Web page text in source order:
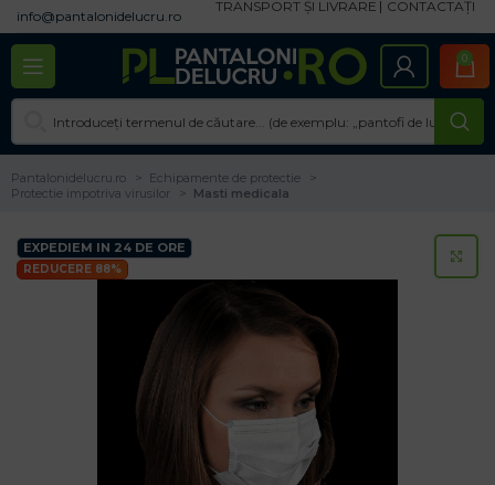
info@pantalonidelucru.ro
TRANSPORT ȘI LIVRARE CONTACTAȚI
0
Pantalonidelucru.ro
Echipamente de protectie
Protectie impotriva virusilor
Masti medicala
EXPEDIEM IN 24 DE ORE
REDUCERE 88%